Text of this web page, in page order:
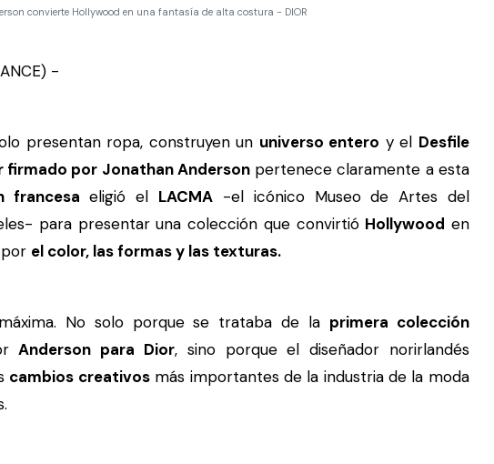
convierte Hollywood en una fantasía de alta costura - DIOR
-
presentan ropa, construyen un universo entero y el Desfile
firmado por Jonathan Andersonpertenece claramente a esta
francesa eligió el LACMA -el icónico Museo de Artes del
para presentar una colección que convirtió Hollywood en
el color, las formas y las texturas.
No solo porque se trataba de la primera colección
Anderson para Dior, sino porque el diseñador norirlandés
cambios creativosmás importantes de la industria de la moda